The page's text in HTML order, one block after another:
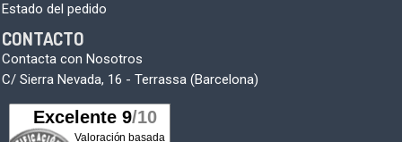
Estado del pedido
CONTACTO
Contacta con Nosotros
C/ Sierra Nevada, 16 - Terrassa (Barcelona)